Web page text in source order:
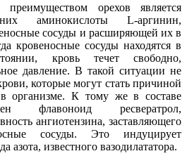
орехов является
аминокислоты L-аргинин,
сосуды и расширяющей их в
кровеносные сосуды находятся в
кровь течет свободно,
давление. В такой ситуации не
которые могут стать причиной
организме. К тому же в составе
флавоноид ресвератрол,
ангиотензина, заставляющего
сосуды. Это индуцирует
азота, известного вазодилататора.